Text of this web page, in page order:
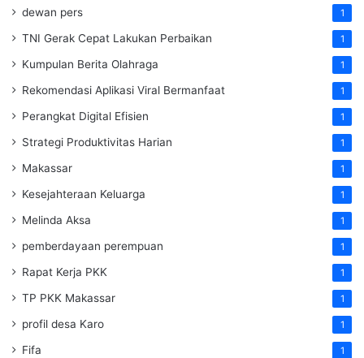
dewan pers 1
TNI Gerak Cepat Lakukan Perbaikan 1
Kumpulan Berita Olahraga 1
Rekomendasi Aplikasi Viral Bermanfaat 1
Perangkat Digital Efisien 1
Strategi Produktivitas Harian 1
Makassar 1
Kesejahteraan Keluarga 1
Melinda Aksa 1
pemberdayaan perempuan 1
Rapat Kerja PKK 1
TP PKK Makassar 1
profil desa Karo 1
Fifa 1